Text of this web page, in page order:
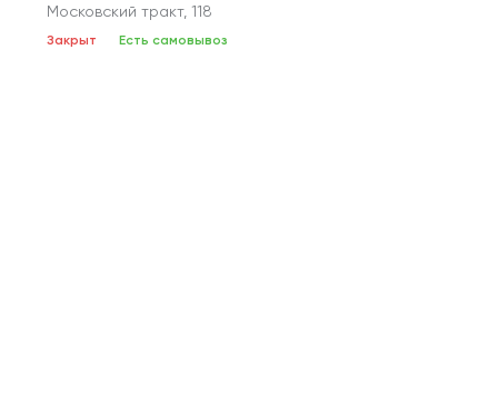
Московский тракт, 118
Закрыт Есть самовывоз